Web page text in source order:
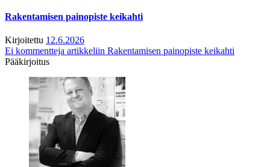
Rakentamisen painopiste keikahti
Kirjoitettu 12.6.2026
Ei kommentteja artikkeliin Rakentamisen painopiste keikahti
Pääkirjoitus